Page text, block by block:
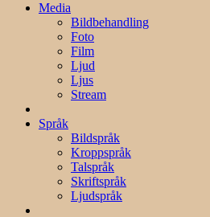
Media
Bildbehandling
Foto
Film
Ljud
Ljus
Stream
Språk
Bildspråk
Kroppspråk
Talspråk
Skriftspråk
Ljudspråk